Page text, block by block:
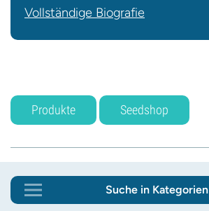
Vollständige Biografie
Produkte Seedshop
Suche in Kategorien